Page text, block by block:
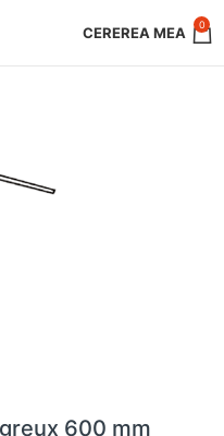
0
600 mm